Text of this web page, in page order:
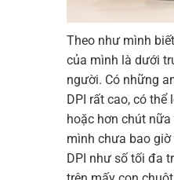
Theo như mình
của mình là dưới
người. Có những
DPI rất cao, có
hoặc hơn chút
mình chưa bao
DPI như số tối đa